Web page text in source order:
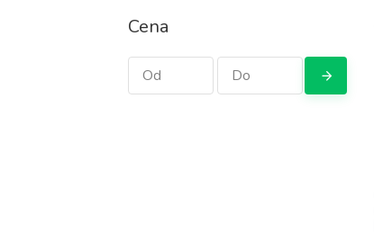
Cena